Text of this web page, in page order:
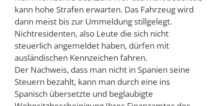
kann hohe Strafen erwarten. Das Fahrzeug wird
dann meist bis zur Ummeldung stillgelegt.
Nichtresidenten, also Leute die sich nicht
steuerlich angemeldet haben, dürfen mit
ausländischen Kennzeichen fahren.
Der Nachweis, dass man nicht in Spanien seine
Steuern bezahlt, kann man durch eine ins
Spanisch übersetzte und beglaubigte